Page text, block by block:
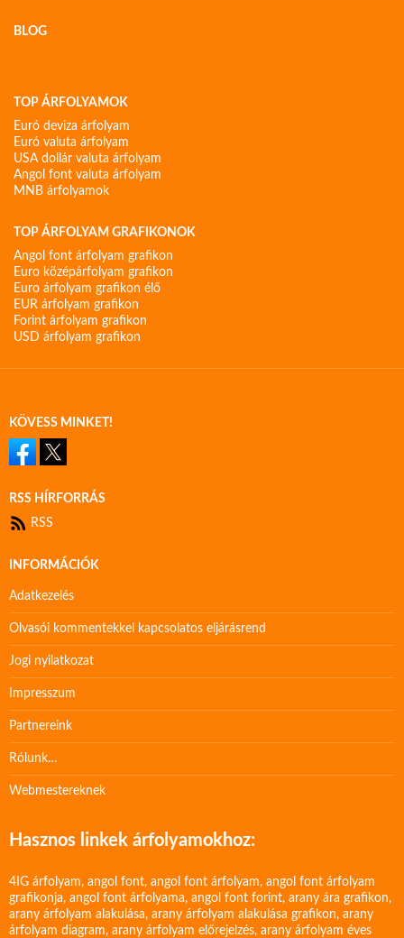
BLOG
TOP ÁRFOLYAMOK
Euró deviza árfolyam
Euró valuta árfolyam
USA dollár valuta árfolyam
Angol font valuta árfolyam
MNB árfolyamok
TOP ÁRFOLYAM GRAFIKONOK
Angol font árfolyam grafikon
Euro középárfolyam grafikon
Euro árfolyam grafikon élő
EUR árfolyam grafikon
Forint árfolyam grafikon
USD árfolyam grafikon
KÖVESS MINKET!
RSS HÍRFORRÁS
RSS
INFORMÁCIÓK
Adatkezelés
Olvasói kommentekkel kapcsolatos eljárásrend
Jogi nyilatkozat
Impresszum
Partnereink
Rólunk…
Webmestereknek
Hasznos linkek árfolyamokhoz:
4IG árfolyam, angol font, angol font árfolyam, angol font árfolyam
grafikonja, angol font árfolyama, angol font forint, arany ára grafikon,
arany árfolyam alakulása, arany árfolyam alakulása grafikon, arany
árfolyam diagram, arany árfolyam előrejelzés, arany árfolyam éves